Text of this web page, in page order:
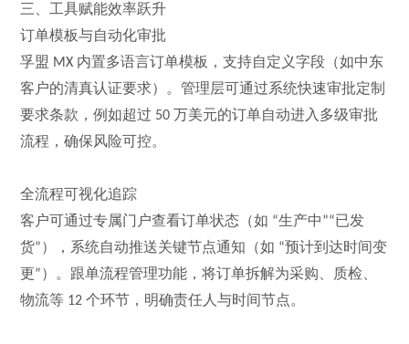
三、工具赋能效率跃升
订单模板与自动化审批
孚盟 MX 内置多语言订单模板，支持自定义字段（如中东
客户的清真认证要求）。管理层可通过系统快速审批定制
要求条款，例如超过 50 万美元的订单自动进入多级审批
流程，确保风险可控。
全流程可视化追踪
客户可通过专属门户查看订单状态（如 “生产中”“已发
货”），系统自动推送关键节点通知（如 “预计到达时间变
更”）。跟单流程管理功能，将订单拆解为采购、质检、
物流等 12个环节，明确责任人与时间节点。